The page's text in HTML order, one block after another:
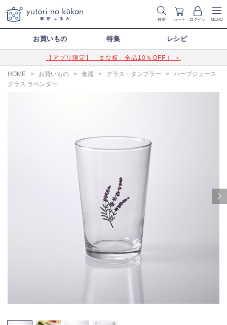
検索 カート ログイン MENU
お買いもの 特集 レシピ
【アプリ限定】「まな板」全品10％OFF！ ＞
HOME > お買いもの > 食器 > グラス・タンブラー >
ハーブジュース
グラス ラベンダー
Next